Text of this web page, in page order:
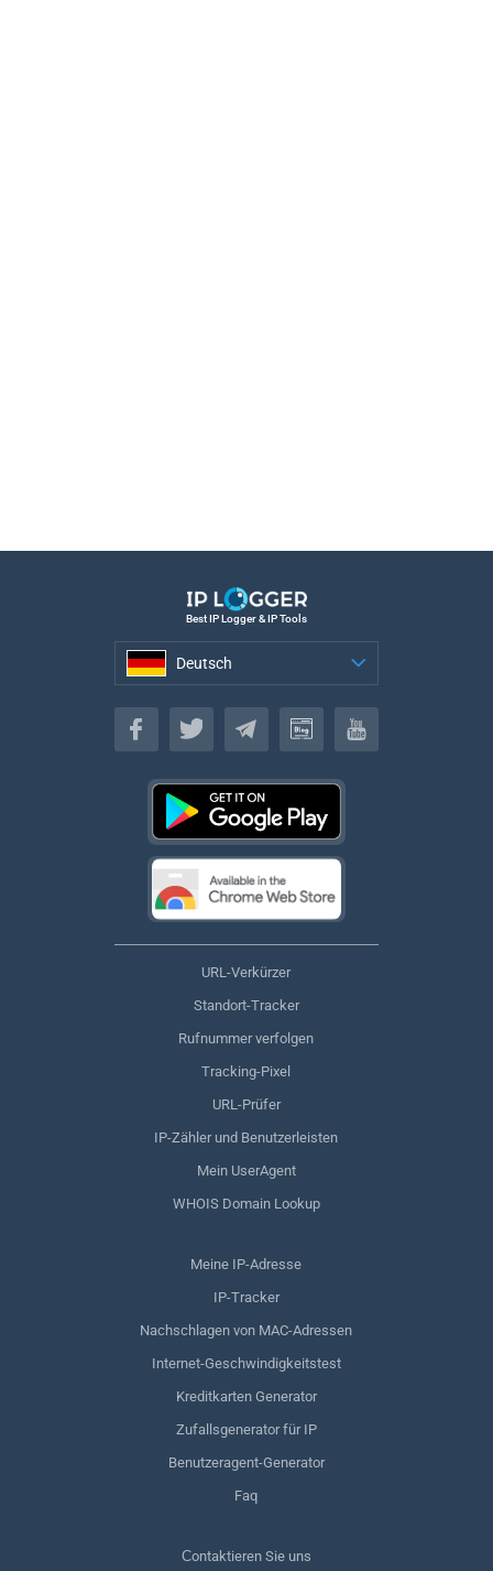
Best IP Logger & IP Tools
Deutsch
Deutsch
URL-Verkürzer
Standort-Tracker
Rufnummer verfolgen
Tracking-Pixel
URL-Prüfer
IP-Zähler und Benutzerleisten
Mein UserAgent
WHOIS Domain Lookup
Meine IP-Adresse
IP-Tracker
Nachschlagen von MAC-Adressen
Internet-Geschwindigkeitstest
Kreditkarten Generator
Zufallsgenerator für IP
Benutzeragent-Generator
Faq
Сontaktieren Sie uns